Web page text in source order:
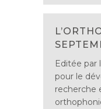
Editée par
pour le
recherche